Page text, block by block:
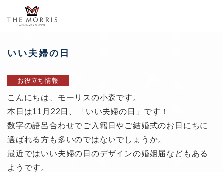
いい夫婦の日
お役立ち情報
こんにちは、モーリスの小森です。
本日は11月22日、「いい夫婦の日」です！
数字の語呂合わせでご入籍日やご結婚式のお日にちに
選ばれる方も多いのではないでしょうか。
最近ではいい夫婦の日のデザインの婚姻届などもある
ようです。